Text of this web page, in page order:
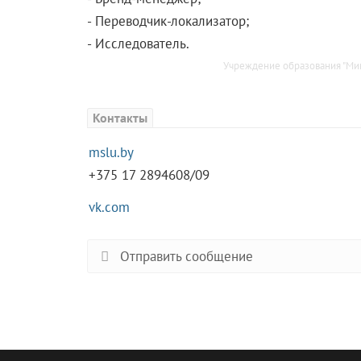
- Переводчик-локализатор;
- Исследователь.
Учреждение образования
Контакты
mslu.by
+375 17 2894608/09
vk.com
Отправить сообщение